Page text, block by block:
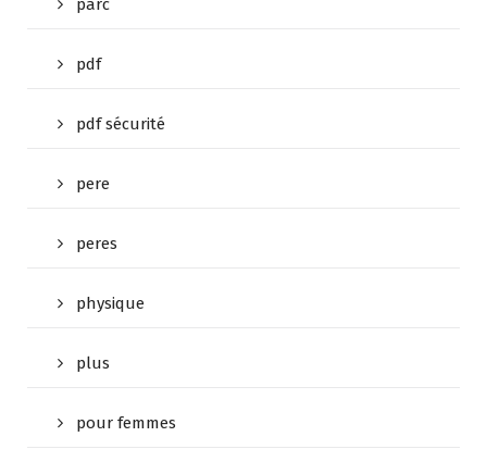
parc
pdf
pdf sécurité
pere
peres
physique
plus
pour femmes